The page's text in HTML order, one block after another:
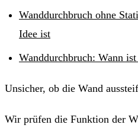
Wanddurchbruch ohne
Idee ist
Wanddurchbruch: Wann
Unsicher, ob die Wand
Wir prüfen die Funktion der